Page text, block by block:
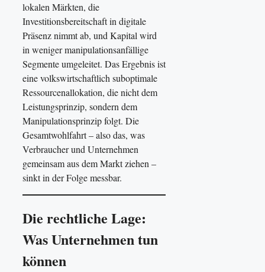
lokalen Märkten, die
Investitionsbereitschaft in digitale
Präsenz nimmt ab, und Kapital wird
in weniger manipulationsanfällige
Segmente umgeleitet. Das Ergebnis ist
eine volkswirtschaftlich suboptimale
Ressourcenallokation, die nicht dem
Leistungsprinzip, sondern dem
Manipulationsprinzip folgt. Die
Gesamtwohlfahrt – also das, was
Verbraucher und Unternehmen
gemeinsam aus dem Markt ziehen –
sinkt in der Folge messbar.
Die rechtliche Lage:
Was Unternehmen tun
können